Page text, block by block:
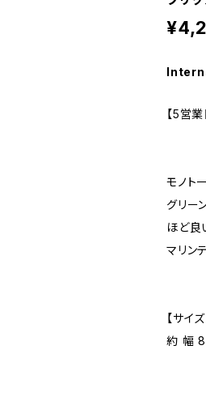
【5営
モノト
グリー
ほど良
マリン
【サイ
約 幅